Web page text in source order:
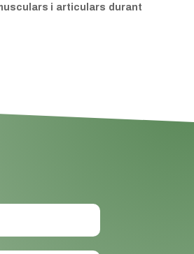
i articulars durant